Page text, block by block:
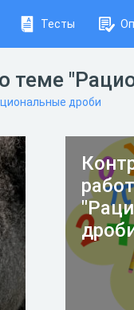
Тесты
теме
дроби